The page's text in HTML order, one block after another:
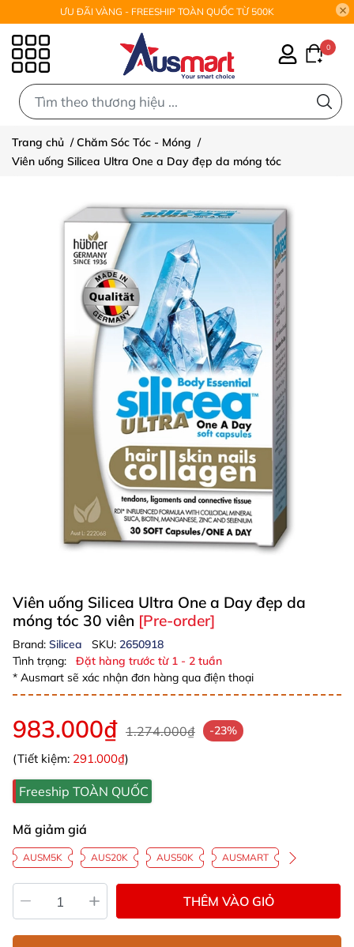
ƯU ĐÃI VÀNG - FREESHIP TOÀN QUỐC TỪ 500K
0
Trang chủ /Chăm Sóc Tóc - Móng /
Viên uống Silicea Ultra One a Day đẹp da móng tóc
Viên uống Silicea Ultra One a Day đẹp da
móng tóc 30 viên [Pre-order]
Brand: Silicea SKU: 2650918
Tình trạng:
Đặt hàng trước từ 1 - 2 tuần
* Ausmart sẽ xác nhận đơn hàng qua điện thoại
983.000₫ 1.274.000₫ -23%
(Tiết kiệm: 291.000₫)
Freeship TOÀN QUỐC
Mã giảm giá
AUSM5K AUS20K AUS50K AUSMART
THÊM VÀO GIỎ